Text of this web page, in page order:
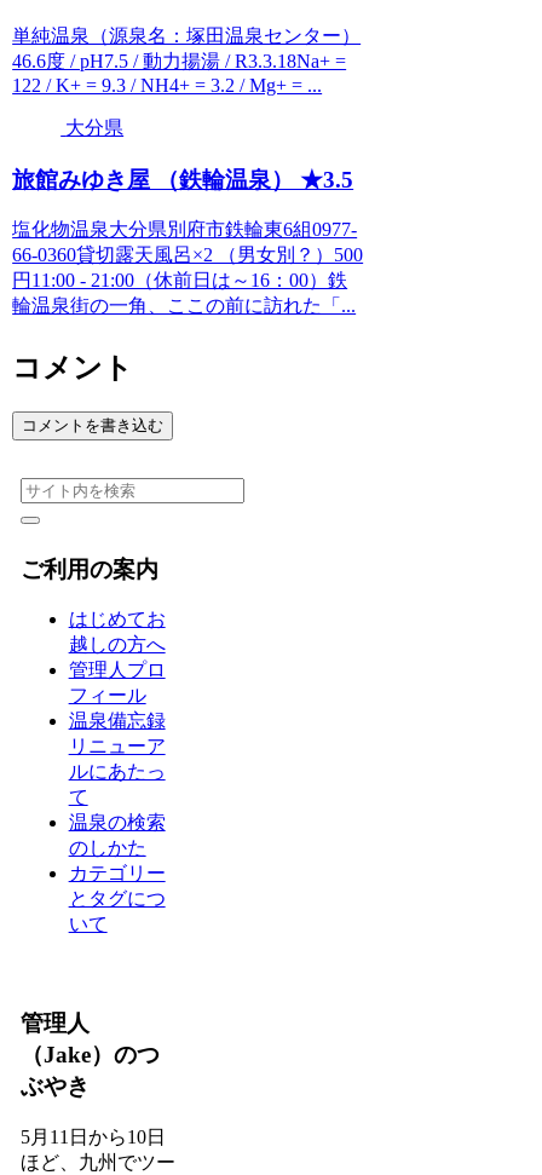
単純温泉（源泉名：塚田温泉センター）
46.6度 / pH7.5 / 動力揚湯 / R3.3.18Na+ =
122 / K+ = 9.3 / NH4+ = 3.2 / Mg+ = ...
大分県
旅館みゆき屋 （鉄輪温泉） ★3.5
塩化物温泉大分県別府市鉄輪東6組0977-
66-0360貸切露天風呂×2 （男女別？）500
円11:00 - 21:00（休前日は～16：00）鉄
輪温泉街の一角、ここの前に訪れた「...
コメント
コメントを書き込む
ご利用の案内
はじめてお
越しの方へ
管理人プロ
フィール
温泉備忘録
リニューア
ルにあたっ
て
温泉の検索
のしかた
カテゴリー
とタグにつ
いて
管理人
（Jake）のつ
ぶやき
5月11日から10日
ほど、九州でツー